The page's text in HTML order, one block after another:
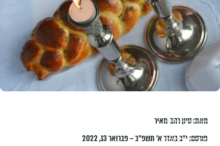
מאת:סיון רהב-מאיר
פורסם:י״ב באדר א׳ תשפ״ב – פברואר 13, 2022